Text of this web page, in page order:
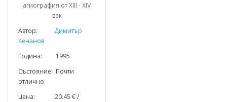
агиография от XIII - XIV
век
Автор:
Димитър
Кенанов
Година: 1995
Състояние: Почти
отлично
Цена: 20.45 € /